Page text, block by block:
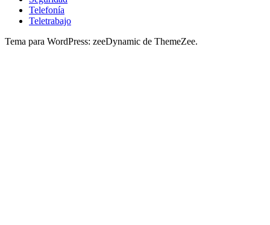
Telefonía
Teletrabajo
Tema para WordPress: zeeDynamic de ThemeZee.